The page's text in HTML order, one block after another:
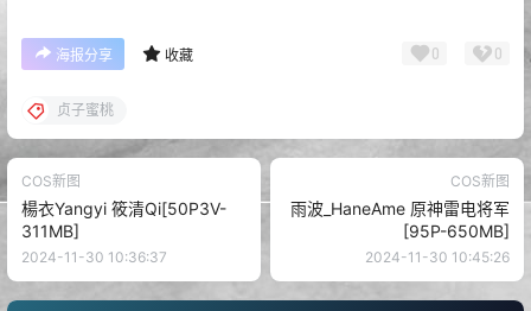
海报分享 收藏 0 0
贞子蜜桃
COS新图
楊衣Yangyi 筱清Qi[50P3V-
311MB]
2024-11-30 10:36:37
COS新图
雨波_HaneAme 原神雷电将军
[95P-650MB]
2024-11-30 10:45:26